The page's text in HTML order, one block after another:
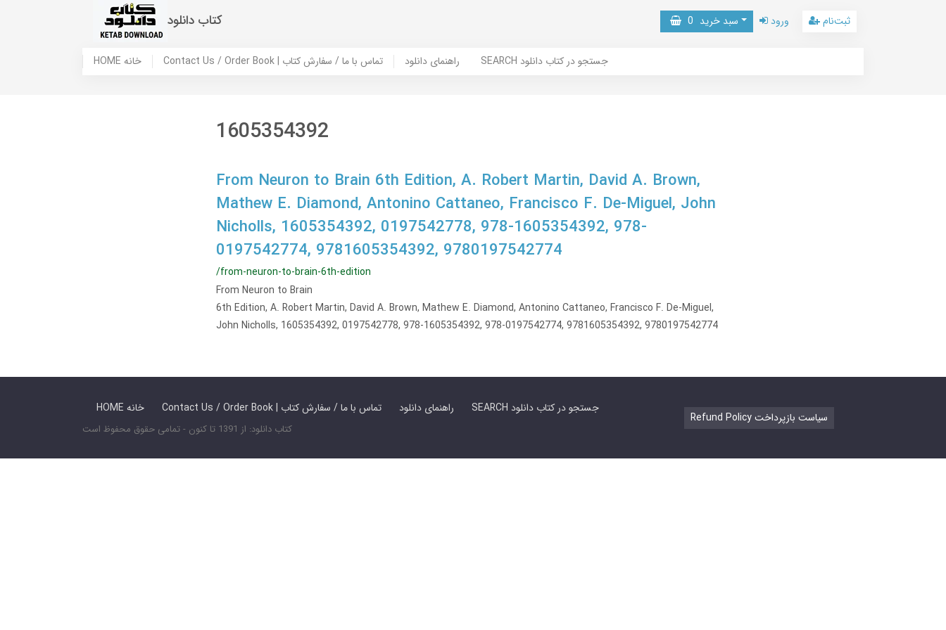
کتاب دانلود سبد خرید 0 ورود ثبت‌نام
HOME خانه Contact Us / Order Book | تماس با ما / سفارش کتاب راهنمای دانلود SEARCH جستجو در کتاب دانلود
1605354392
From Neuron to Brain 6th Edition, A. Robert Martin, David A. Brown,
Mathew E. Diamond, Antonino Cattaneo, Francisco F. De-Miguel, John
Nicholls, 1605354392, 0197542778, 978-1605354392, 978-
0197542774, 9781605354392, 9780197542774
/from-neuron-to-brain-6th-edition
From Neuron to Brain
6th Edition, A. Robert Martin, David A. Brown, Mathew E. Diamond, Antonino Cattaneo, Francisco F. De-Miguel,
John Nicholls, 1605354392, 0197542778, 978-1605354392, 978-0197542774, 9781605354392, 9780197542774
HOME خانه Contact Us / Order Book | تماس با ما / سفارش کتاب راهنمای دانلود SEARCH جستجو در کتاب دانلود
کتاب دانلود: از 1391 تا کنون - تمامی حقوق محفوظ است
Refund Policy سیاست بازپرداخت